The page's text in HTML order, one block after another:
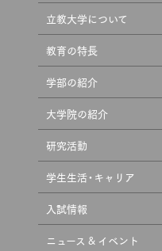
立教大学について
教育の特長
学部の紹介
大学院の紹介
研究活動
学生生活・キャリア
入試情報
ニュース & イベント